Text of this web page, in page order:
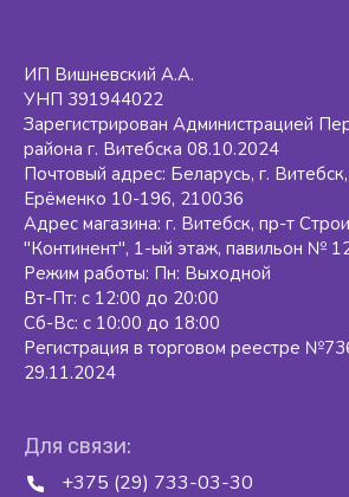
Для связи:
+375 (29) 733-03-30
ИП Вишневский А.А.
УНП 391944022
Зарегистрирован Администрацией
района г. Витебска 08.10.2024
Почтовый адрес: Беларусь, г.
Ерёменко 10-196, 210036
Адрес магазина: г. Витебск, пр-т
"Континент", 1-ый этаж, павильон №
Режим работы: Пн: Выходной
Вт-Пт: с 12:00 до 20:00
Сб-Вс: с 10:00 до 18:00
Регистрация в торговом реестре
29.11.2024